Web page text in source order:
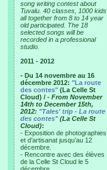
song writing contest about
Tuvalu. 40 classes, 1000 kids
all together from 8 to 14 year
old participated. The 18
selected songs will be
recorded in a professional
studio.
2011 - 2012
- Du 14 novembre au 16
décembre 2012: "La route
des contes" (La Celle St
Cloud) / - From November
14th to December 15th,
2012: "Tales' trip - La route
des contes"(La Celle St
Cloud):
- Exposition de photographies
et d’artisanat jusqu’au 12
décembre.
- Rencontre avec des élèves
de la Celle St Cloud le 5